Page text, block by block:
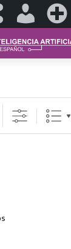
#ConoSurTech
en
redes
Iniciar
sesión